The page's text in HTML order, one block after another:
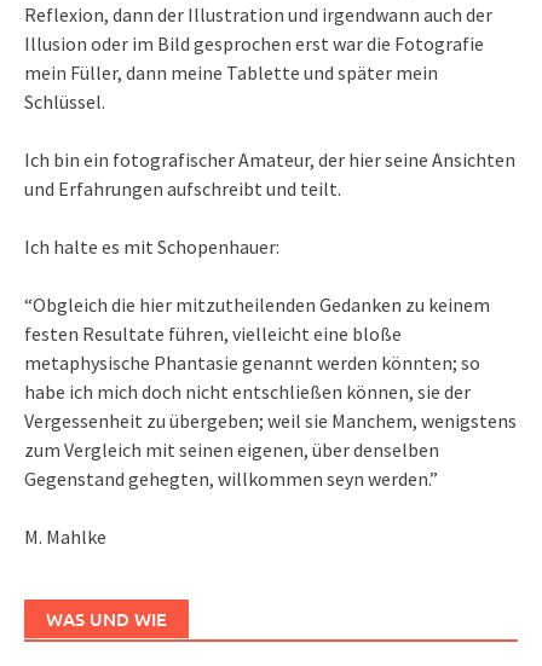
Reflexion, dann der Illustration und irgendwann auch der
Illusion oder im Bild gesprochen erst war die Fotografie
mein Füller, dann meine Tablette und später mein
Schlüssel.
Ich bin ein fotografischer Amateur, der hier seine Ansichten
und Erfahrungen aufschreibt und teilt.
Ich halte es mit Schopenhauer:
“Obgleich die hier mitzutheilenden Gedanken zu keinem
festen Resultate führen, vielleicht eine bloße
metaphysische Phantasie genannt werden könnten; so
habe ich mich doch nicht entschließen können, sie der
Vergessenheit zu übergeben; weil sie Manchem, wenigstens
zum Vergleich mit seinen eigenen, über denselben
Gegenstand gehegten, willkommen seyn werden.”
M. Mahlke
WAS UND WIE